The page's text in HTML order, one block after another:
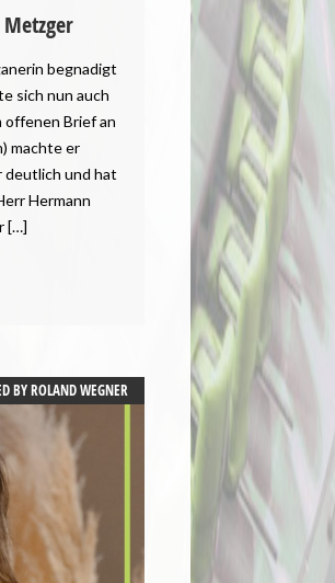
begnadigt
sich nun auch
offenen Brief an
machte er
deutlich und hat
Hermann
[…]
BYROLAND WEGNER